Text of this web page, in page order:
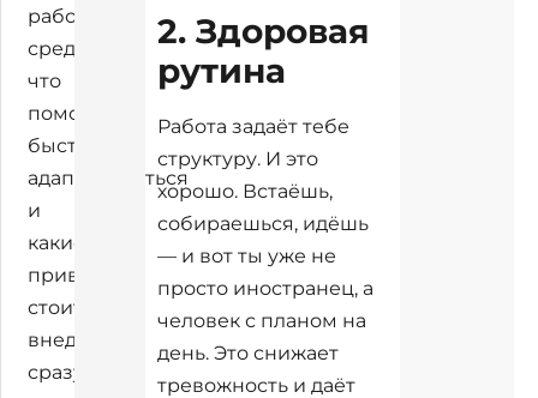
рабочую
среду,
что
помогает
быстрее
адаптироваться
и
какие
привычки
стоит
внедрить
сразу.
2. Здоровая
рутина
Работа задаёт тебе
структуру. И это
хорошо. Встаёшь,
собираешься, идёшь
— и вот ты уже не
просто иностранец, а
человек с планом на
день. Это снижает
тревожность и даёт